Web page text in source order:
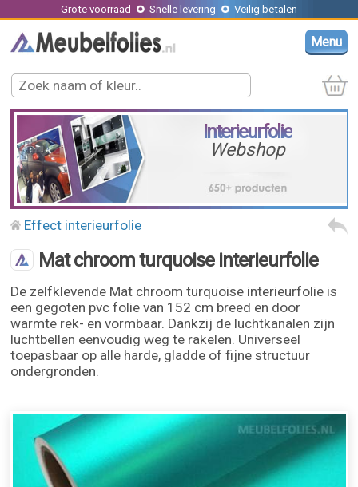
Grote voorraad Snelle levering Veilig betalen
Menu
Interieurfolie
Webshop
Effect interieurfolie
Mat chroom turquoise interieurfolie
De zelfklevende Mat chroom turquoise interieurfolie is
een gegoten pvc folie van 152 cm breed en door
warmte rek- en vormbaar. Dankzij de luchtkanalen zijn
luchtbellen eenvoudig weg te rakelen. Universeel
toepasbaar op alle harde, gladde of fijne structuur
ondergronden.